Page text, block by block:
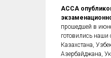
ACCA
прошедшей в
готовились наши
Казахстана,
Азербайджана,